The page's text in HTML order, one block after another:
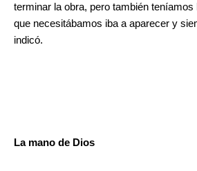
terminar la obra, pero también
que necesitábamos iba a aparecer y
indicó.
La mano de Dios